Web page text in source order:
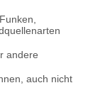
andere
auch nicht